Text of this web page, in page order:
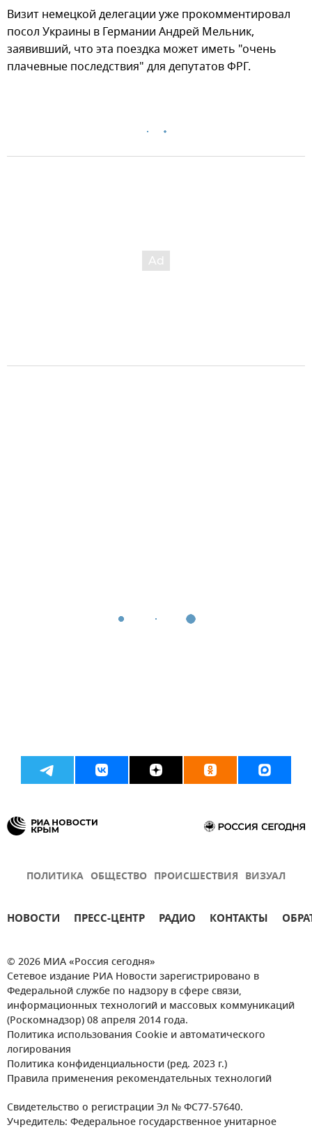
Визит немецкой делегации уже прокомментировал
посол Украины в Германии Андрей Мельник,
заявивший, что эта поездка может иметь "очень
плачевные последствия" для депутатов ФРГ.
ПОЛИТИКА ОБЩЕСТВО ПРОИСШЕСТВИЯ ВИЗУАЛ
НОВОСТИ ПРЕСС-ЦЕНТР РАДИО КОНТАКТЫ
© 2026 МИА «Россия сегодня»
Сетевое издание РИА Новости зарегистрировано в
Федеральной службе по надзору в сфере связи,
информационных технологий и массовых коммуникаций
(Роскомнадзор) 08 апреля 2014 года.
Политика использования Cookie и автоматического
логирования
Политика конфиденциальности (ред. 2023 г.)
Правила применения рекомендательных технологий
Свидетельство о регистрации Эл № ФС77-57640.
Учредитель: Федеральное государственное унитарное